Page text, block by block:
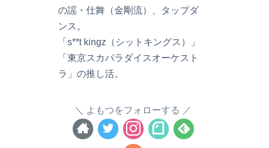
の謡・仕舞（金剛流）、タップダ
ンス。
「s**t kingz（シットキングス）」
「東京スカパラダイスオーケスト
ラ」の推し活。
よもつをフォローする